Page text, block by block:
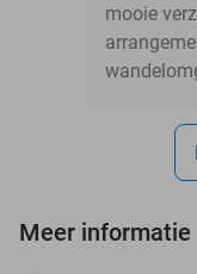
mooie
Meer informatie